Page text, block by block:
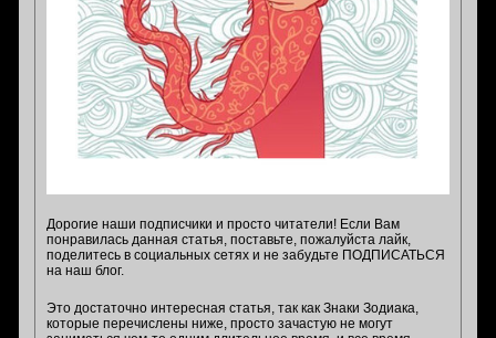
Дорогие наши подписчики и просто читатели! Если Вам
понравилась данная статья, поставьте, пожалуйста лайк,
поделитесь в социальных сетях и не забудьте ПОДПИСАТЬСЯ
на наш блог.
Это достаточно интересная статья, так как Знаки Зодиака,
которые перечислены ниже, просто зачастую не могут